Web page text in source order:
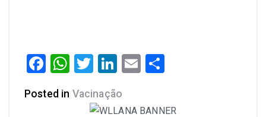
Facebook
WhatsApp
Twitter
LinkedIn
Email
Posted in Vacinação